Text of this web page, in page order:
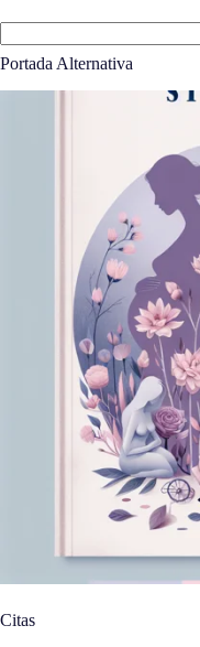
Portada Alternativa
Citas